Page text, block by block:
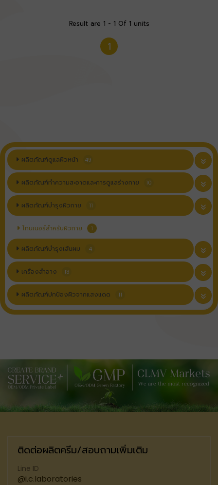
Result are 1 - 1 Of 1 units
1
ผลิตภัณฑ์ดูแลผิวหน้า 49
ผลิตภัณฑ์ทำความสะอาดและการดูแลร่างกาย 10
ผลิตภัณฑ์บำรุงผิวกาย 11
โทนเนอร์สำหรับผิวกาย 1
ผลิตภัณฑ์บำรุงเส้นผม 4
เครื่องสำอาง 13
ผลิตภัณฑ์ปกป้องผิวจากแสงแดด 11
ติดต่อผลิตครีม/สอบถามเพิ่มเติม
Line ID
@i.c.laboratories